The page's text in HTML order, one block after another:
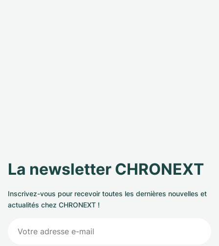
La newsletter CHRONEXT
Inscrivez-vous pour recevoir toutes les dernières nouvelles et
actualités chez CHRONEXT !